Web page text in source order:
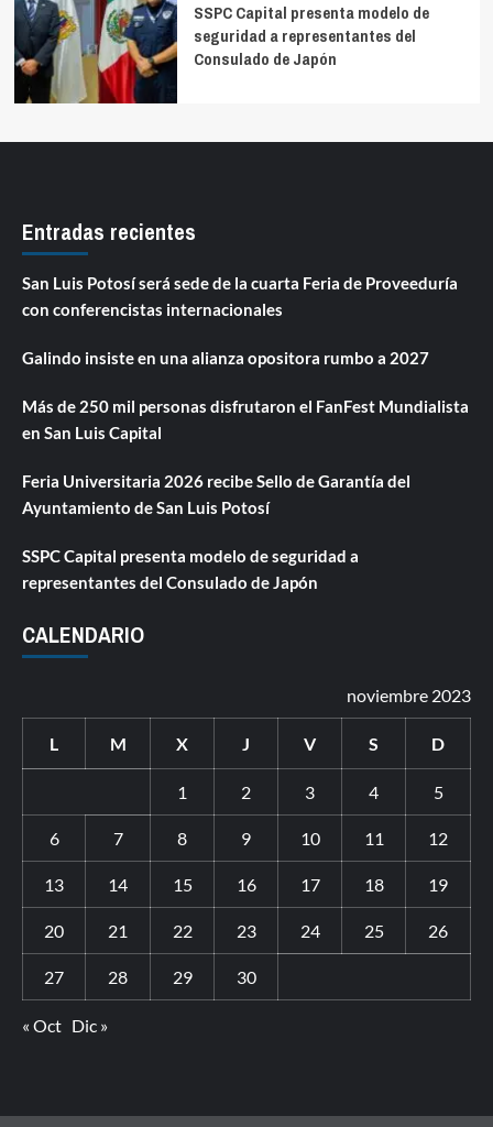
SSPC Capital presenta modelo de
seguridad a representantes del
Consulado de Japón
Entradas recientes
San Luis Potosí será sede de la cuarta Feria de Proveeduría
con conferencistas internacionales
Galindo insiste en una alianza opositora rumbo a 2027
Más de 250 mil personas disfrutaron el FanFest Mundialista
en San Luis Capital
Feria Universitaria 2026 recibe Sello de Garantía del
Ayuntamiento de San Luis Potosí
SSPC Capital presenta modelo de seguridad a
representantes del Consulado de Japón
CALENDARIO
noviembre 2023
L M X J V S D
1 2 3 4 5
6 7 8 9 10 11 12
13 14 15 16 17 18 19
20 21 22 23 24 25 26
27 28 29 30
« Oct Dic »